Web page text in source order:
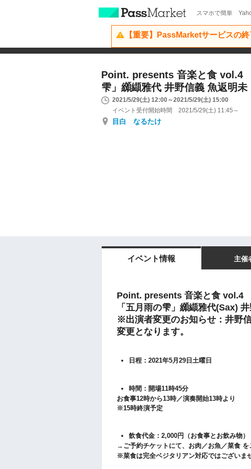
スマホで簡単
【重要】PassMarketサービスの
Point. presents 音楽と食 vol.4
雫」纐纈雅代 井野信義 魚返明未
2021/5/29(土) 12:00～2021/5/29(土) 15:00
イベント受付開始時間 2021/5/29(土) 11:45～
目白 なるたけ
イベント情報 主催
Point. presents 音楽と食 vol.4
「五月雨の雫 」纐纈雅代(Sax)
※出演者変更のお知らせ： 井野
変更となります。
日程：2021年5月29日土曜日
時間：開場11時45分
お食事12時から13時／演奏開始13時より
※15時終演予定
飲食代金：2,000円（お食事とお飲み物）
→ご予約チケットにて、お肉／お魚／菜食 を
※菜食は完全ベジタリアン対応ではございま